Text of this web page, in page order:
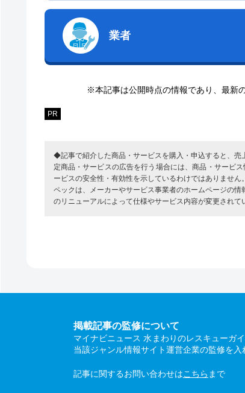
業者
※本記事は公開時点の情報であり、最新
PR
◆記事で紹介した商品・サービスを購入・申込すると、
定商品・サービスの広告を行う場合には、商品・サービ
ービスの安全性・有効性を示しているわけではありませ
ペックは、メーカーやサービス事業者のホームページの
のリニューアルによって仕様やサービス内容が変更されて
掲載記事の監修について
マイナビニュース 水まわりのレスキューガ
当該ジャンル情報サイト運営企業の監修を入
記事に関するお問い合わせはこちら まで